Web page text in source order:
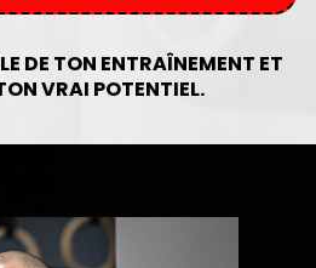
DE TON ENTRAÎNEMENT ET
VRAI POTENTIEL.